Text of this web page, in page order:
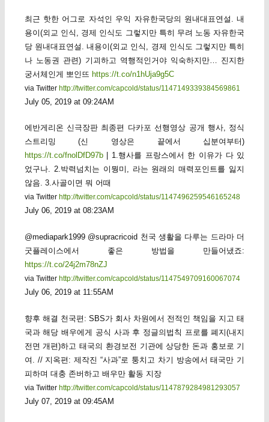
최근 핫한 어그로 자석인 우익 자유한국당의 원내대표연설. 내
용이(외교 인식, 경제 인식도 그렇지만 특히 무려 노동 자유한국
당 원내대표연설. 내용이(외교 인식, 경제 인식도 그렇지만 특히
나 노동권 관련) 기괴하고 역행적인거야 익숙하지만… 진지한
궁서체인게 뽀인뜨 https://t.co/n1hUja9g5C
via Twitter http://twitter.com/capcold/status/1147149339384569861
July 05, 2019 at 09:24AM
에반게리온 신극장판 최종편 다카포 선행영상 공개 행사, 정식
스트리밍 (신 영상은 끝에서 십분여부터)
https://t.co/fnolDfD97b| 1.행사를 프랑스에서 한 이유가 다 있
었구나. 2.박력넘치는 이뭥미, 라는 원래의 매력포인트를 잃지
않음. 3.사골이면 뭐 어때
via Twitter http://twitter.com/capcold/status/1147496259546165248
July 06, 2019 at 08:23AM
@mediapark1999 @supracricoid 천국 생활을 다루는 드라마 더
굿플레이스에서 좋은 방법을 만들어냈죠:
https://t.co/24j2m78nZJ
via Twitter http://twitter.com/capcold/status/1147549709160067074
July 06, 2019 at 11:55AM
향후 해결 천국편: SBS가 회사 차원에서 전적인 책임을 지고 태
국과 해당 배우에게 공식 사과 후 정글의법칙 프로를 폐지(내지
전면 개편)하고 태국의 환경보전 기관에 상당한 돈과 홍보로 기
여. // 지옥편: 제작진 “사과”로 퉁치고 차기 방송에서 태국만 기
피하며 대충 존버하고 배우만 활동 지장
via Twitter http://twitter.com/capcold/status/1147879284981293057
July 07, 2019 at 09:45AM